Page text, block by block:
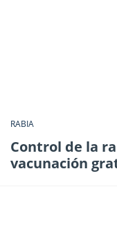
RABIA
Control de la
vacunación